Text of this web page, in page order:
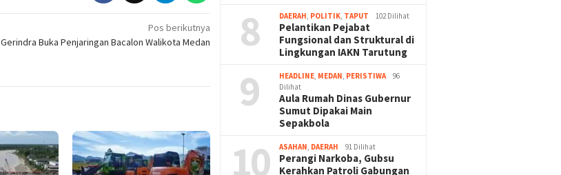
Pos berikutnya
Gerindra Buka Penjaringan Bacalon Walikota Medan
8 DAERAH, POLITIK, TAPUT 102 Dilihat
Pelantikan Pejabat
Fungsional dan Struktural di
Lingkungan IAKN Tarutung
9 HEADLINE, MEDAN, PERISTIWA
96
Dilihat
Aula Rumah Dinas Gubernur
Sumut Dipakai Main
Sepakbola
10 ASAHAN, DAERAH 91 Dilihat
Perangi Narkoba, Gubsu
Kerahkan Patroli Gabungan